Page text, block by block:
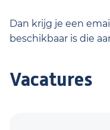
Dan krijg je een
beschikbaar is die
Vacatures